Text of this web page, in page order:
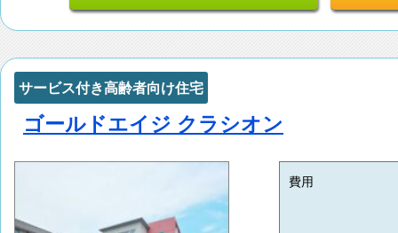
サービス付き高齢者向け住宅
ゴールドエイジ クラシオン
費用